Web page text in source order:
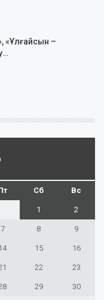
«Ұлғайсын –
Сб Вс
1 2
7 8 9
15 16
22 23
29 30